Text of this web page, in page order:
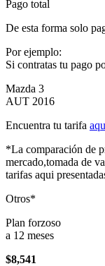
Pago total
De esta forma solo
Por ejemplo:
Si contratas tu pago
Mazda 3
AUT 2016
Encuentra tu tarifa
*La comparación de
mercado,tomada de
tarifas aqui
Otros*
Plan forzoso
a 12 meses
$8,541